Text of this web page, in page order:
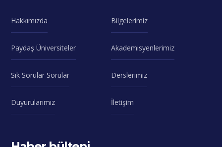
Hakkımızda Bilgelerimiz
Paydaş Üniversiteler Akademisyenlerimiz
Sık Sorular Sorular Derslerimiz
Duyurularımız İletişim